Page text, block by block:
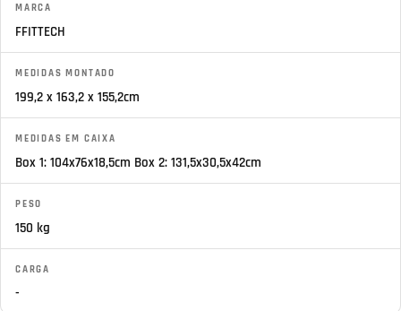
MARCA
FFITTECH
MEDIDAS MONTADO
199,2 x 163,2 x 155,2cm
MEDIDAS EM CAIXA
Box 1: 104x76x18,5cm Box 2: 131,5x30,5x42cm
PESO
150 kg
CARGA
-